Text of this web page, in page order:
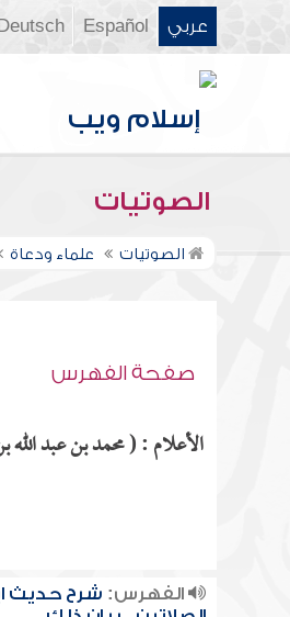
عربي Español
Deutsch
الصوتيات
الصوتيات علماء ودعاة
صفحة الفهرس
الأعلام : ( محمد بن عبد الله
الفهرس: شرح حديث